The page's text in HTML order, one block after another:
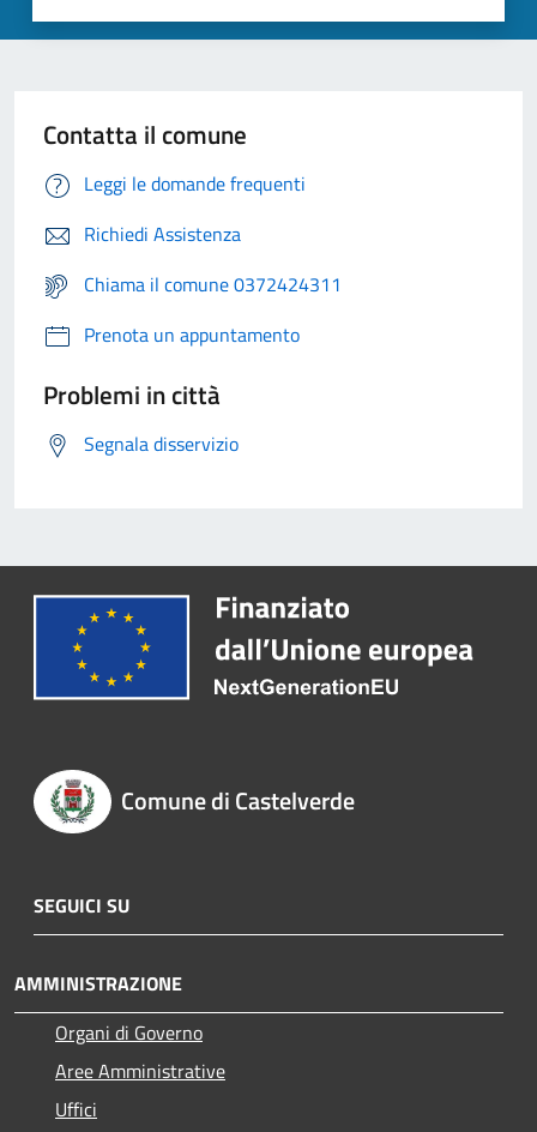
Contatta il comune
Leggi le domande frequenti
Richiedi Assistenza
Chiama il comune 0372424311
Prenota un appuntamento
Problemi in città
Segnala disservizio
Comune di Castelverde
SEGUICI SU
AMMINISTRAZIONE
Organi di Governo
Aree Amministrative
Uffici